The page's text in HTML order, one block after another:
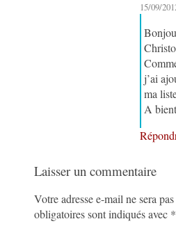
15/09/
j’ai
ma
A
Laisser un commentaire
Votre adresse e-mail ne sera
obligatoires sont indiqués avec *